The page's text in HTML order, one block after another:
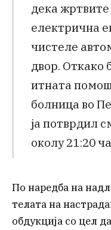
дека
електрична
чистеле
двор. Откако
итната
болница во
ја потврдил
околу 21:20
По наредба на
телата на
обдукција со цел